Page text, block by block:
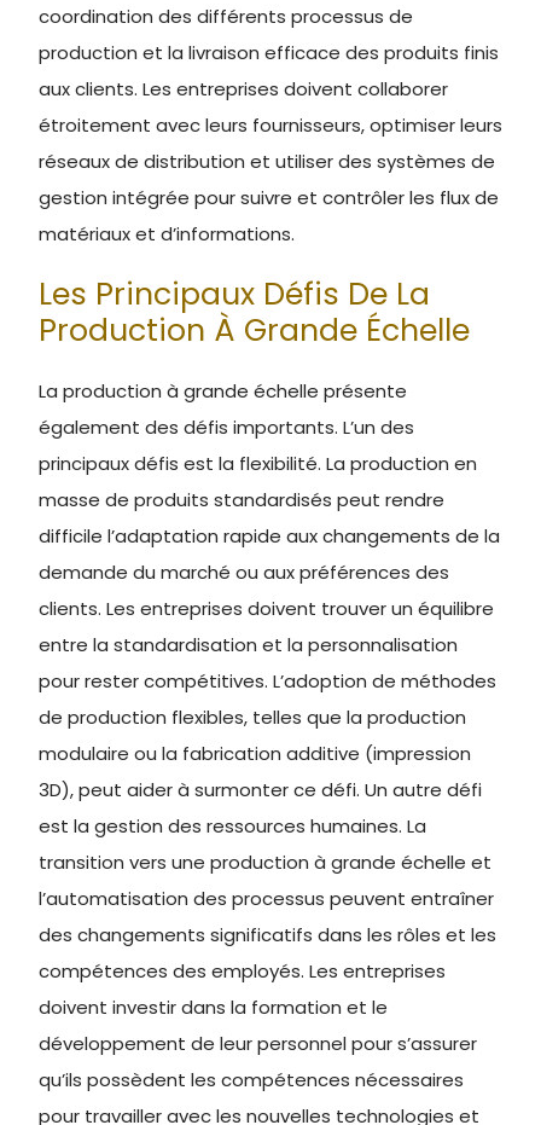
coordination des différents processus de
production et la livraison efficace des produits finis
aux clients. Les entreprises doivent collaborer
étroitement avec leurs fournisseurs, optimiser leurs
réseaux de distribution et utiliser des systèmes de
gestion intégrée pour suivre et contrôler les flux de
matériaux et d’informations.
Les Principaux Défis De La
Production À Grande Échelle
La production à grande échelle présente
également des défis importants. L’un des
principaux défis est la flexibilité. La production en
masse de produits standardisés peut rendre
difficile l’adaptation rapide aux changements de la
demande du marché ou aux préférences des
clients. Les entreprises doivent trouver un équilibre
entre la standardisation et la personnalisation
pour rester compétitives. L’adoption de méthodes
de production flexibles, telles que la production
modulaire ou la fabrication additive (impression
3D), peut aider à surmonter ce défi. Un autre défi
est la gestion des ressources humaines. La
transition vers une production à grande échelle et
l’automatisation des processus peuvent entraîner
des changements significatifs dans les rôles et les
compétences des employés. Les entreprises
doivent investir dans la formation et le
développement de leur personnel pour s’assurer
qu’ils possèdent les compétences nécessaires
pour travailler avec les nouvelles technologies et